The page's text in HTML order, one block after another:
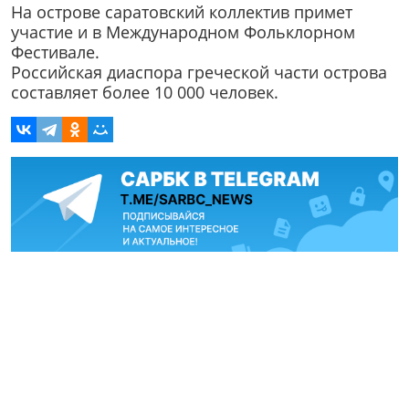
На острове саратовский коллектив примет
участие и в Международном Фольклорном
Фестивале.
Российская диаспора греческой части острова
составляет более 10 000 человек.